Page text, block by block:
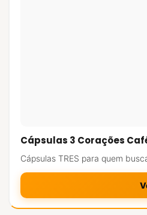
Cápsulas 3 Corações
Cápsulas TRES para quem